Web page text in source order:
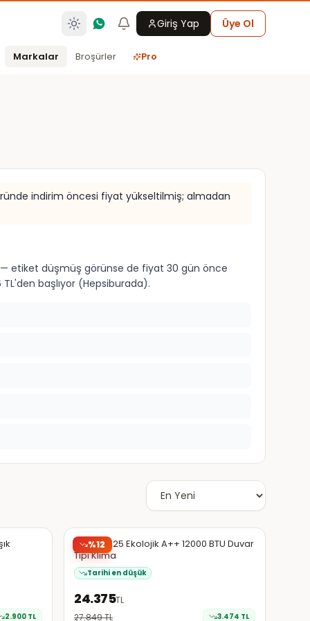
Giriş Yap Üye Ol
Markalar Broşürler Pro
indirim öncesi fiyat yükseltilmiş; almadan
— etiket düşmüş görünse de fiyat 30 gün önce
başlıyor (Hepsiburada).
2.900 TL
%12 EN DÜŞÜK
Beko 31225 Ekolojik A++ 12000 BTU Duvar
Tipi Klima
Tarihi en düşük
24.375TL
27.849TL 3.474 TL